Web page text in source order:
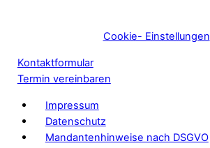
Cookie- Einstellungen
Kontaktformular
Termin vereinbaren
Impressum
Datenschutz
Mandantenhinweise nach DSGVO